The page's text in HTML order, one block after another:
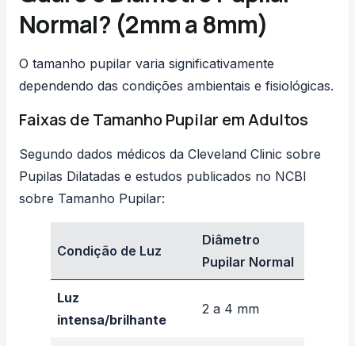
Normal? (2mm a 8mm)
O tamanho pupilar varia significativamente
dependendo das condições ambientais e fisiológicas.
Faixas de Tamanho Pupilar em Adultos
Segundo dados médicos da Cleveland Clinic sobre
Pupilas Dilatadas e estudos publicados no NCBI
sobre Tamanho Pupilar:
Condição de Luz
Diâmetro
Pupilar Normal
Luz
intensa/brilhante
2 a 4 mm